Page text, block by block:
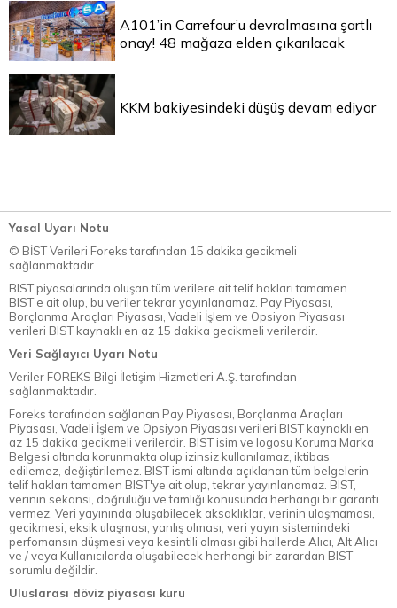
A101’in Carrefour’u devralmasına şartlı
onay! 48 mağaza elden çıkarılacak
KKM bakiyesindeki düşüş devam ediyor
Yasal Uyarı Notu
© BİST Verileri Foreks tarafından 15 dakika gecikmeli
sağlanmaktadır.
BIST piyasalarında oluşan tüm verilere ait telif hakları tamamen
BIST'e ait olup, bu veriler tekrar yayınlanamaz. Pay Piyasası,
Borçlanma Araçları Piyasası, Vadeli İşlem ve Opsiyon Piyasası
verileri BIST kaynaklı en az 15 dakika gecikmeli verilerdir.
Veri Sağlayıcı Uyarı Notu
Veriler FOREKS Bilgi İletişim Hizmetleri A.Ş. tarafından
sağlanmaktadır.
Foreks tarafından sağlanan Pay Piyasası, Borçlanma Araçları
Piyasası, Vadeli İşlem ve Opsiyon Piyasası verileri BIST kaynaklı en
az 15 dakika gecikmeli verilerdir. BIST isim ve logosu Koruma Marka
Belgesi altında korunmakta olup izinsiz kullanılamaz, iktibas
edilemez, değiştirilemez. BIST ismi altında açıklanan tüm belgelerin
telif hakları tamamen BIST'ye ait olup, tekrar yayınlanamaz. BIST,
verinin sekansı, doğruluğu ve tamlığı konusunda herhangi bir garanti
vermez. Veri yayınında oluşabilecek aksaklıklar, verinin ulaşmaması,
gecikmesi, eksik ulaşması, yanlış olması, veri yayın sistemindeki
perfomansın düşmesi veya kesintili olması gibi hallerde Alıcı, Alt Alıcı
ve / veya Kullanıcılarda oluşabilecek herhangi bir zarardan BIST
sorumlu değildir.
Uluslarası döviz piyasası kuru